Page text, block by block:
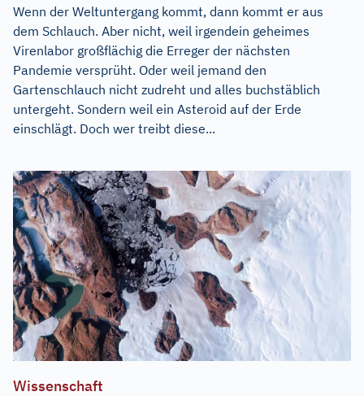
Wenn der Weltuntergang kommt, dann kommt er aus
dem Schlauch. Aber nicht, weil irgendein geheimes
Virenlabor großflächig die Erreger der nächsten
Pandemie versprüht. Oder weil jemand den
Gartenschlauch nicht zudreht und alles buchstäblich
untergeht. Sondern weil ein Asteroid auf der Erde
einschlägt. Doch wer treibt diese...
Wissenschaft